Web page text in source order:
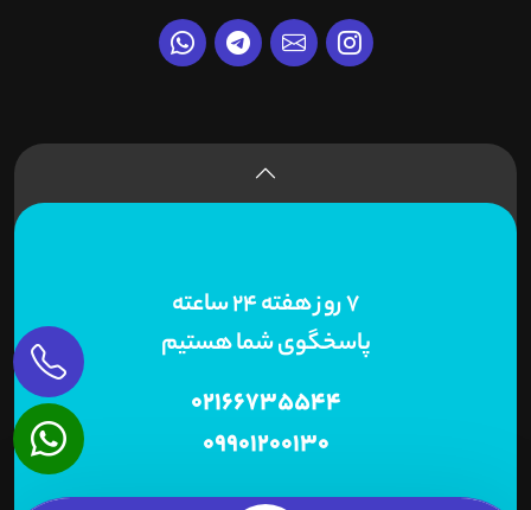
7 روز هفته 24 ساعته
پاسخگوی شما هستیم
02166735544
09901200130